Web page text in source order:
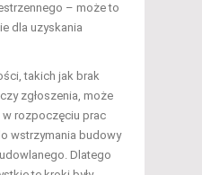
– może to
dla uzyskania
takich jak brak
zgłoszenia, może
rozpoczęciu prac
wstrzymania budowy
Dlatego